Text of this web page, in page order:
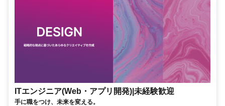
ITエンジニア(Web・アプリ開発)|未経験歓迎
手に職をつけ、未来を変える。